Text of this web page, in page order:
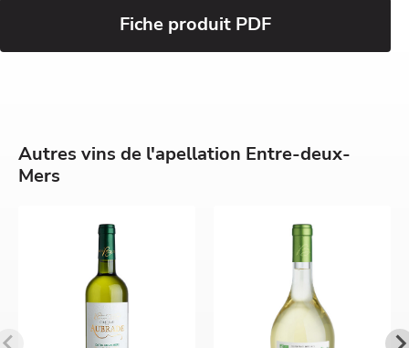
Fiche produit PDF
Autres vins de l'apellation Entre-deux-
Mers